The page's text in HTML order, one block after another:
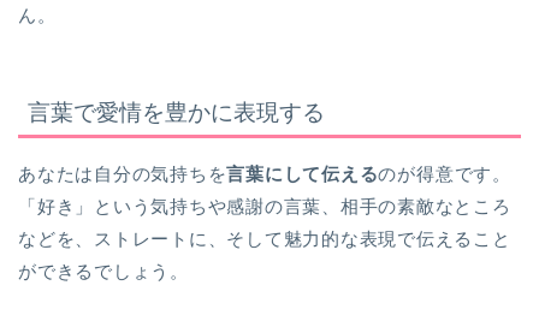
ん。
言葉で愛情を豊かに表現する
あなたは自分の気持ちを言葉にして伝えるのが得意です。
「好き」という気持ちや感謝の言葉、相手の素敵なところ
などを、ストレートに、そして魅力的な表現で伝えること
ができるでしょう。